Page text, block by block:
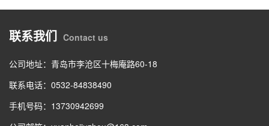
联系我们 Contact us
公司地址：青岛市李沧区十梅庵路60-18
联系电话：0532-84838490
手机号码：13730942699